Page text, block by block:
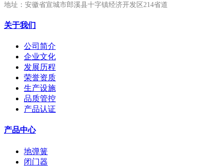
地址：安徽省宣城市郎溪县十字镇经济开发区214省道
关于我们
公司简介
企业文化
发展历程
荣誉资质
生产设施
品质管控
产品认证
产品中心
地弹簧
闭门器